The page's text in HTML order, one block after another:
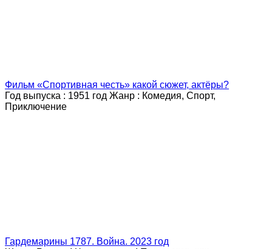
Фильм «Спортивная честь» какой сюжет, актёры?
Год выпуска : 1951 год Жанр : Комедия, Спорт,
Приключение
Гардемарины 1787. Война. 2023 год